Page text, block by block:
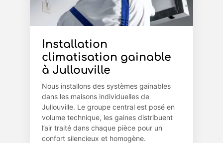
Installation
climatisation gainable
à Jullouville
Nous installons des systèmes gainables
dans les maisons individuelles de
Jullouville. Le groupe central est posé en
volume technique, les gaines distribuent
l’air traité dans chaque pièce pour un
confort silencieux et homogène.